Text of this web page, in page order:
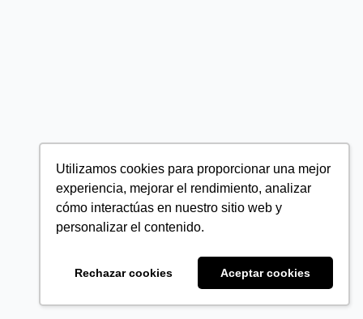
Utilizamos cookies para proporcionar una mejor
experiencia, mejorar el rendimiento, analizar
cómo interactúas en nuestro sitio web y
personalizar el contenido.
Rechazar cookies Aceptar cookies